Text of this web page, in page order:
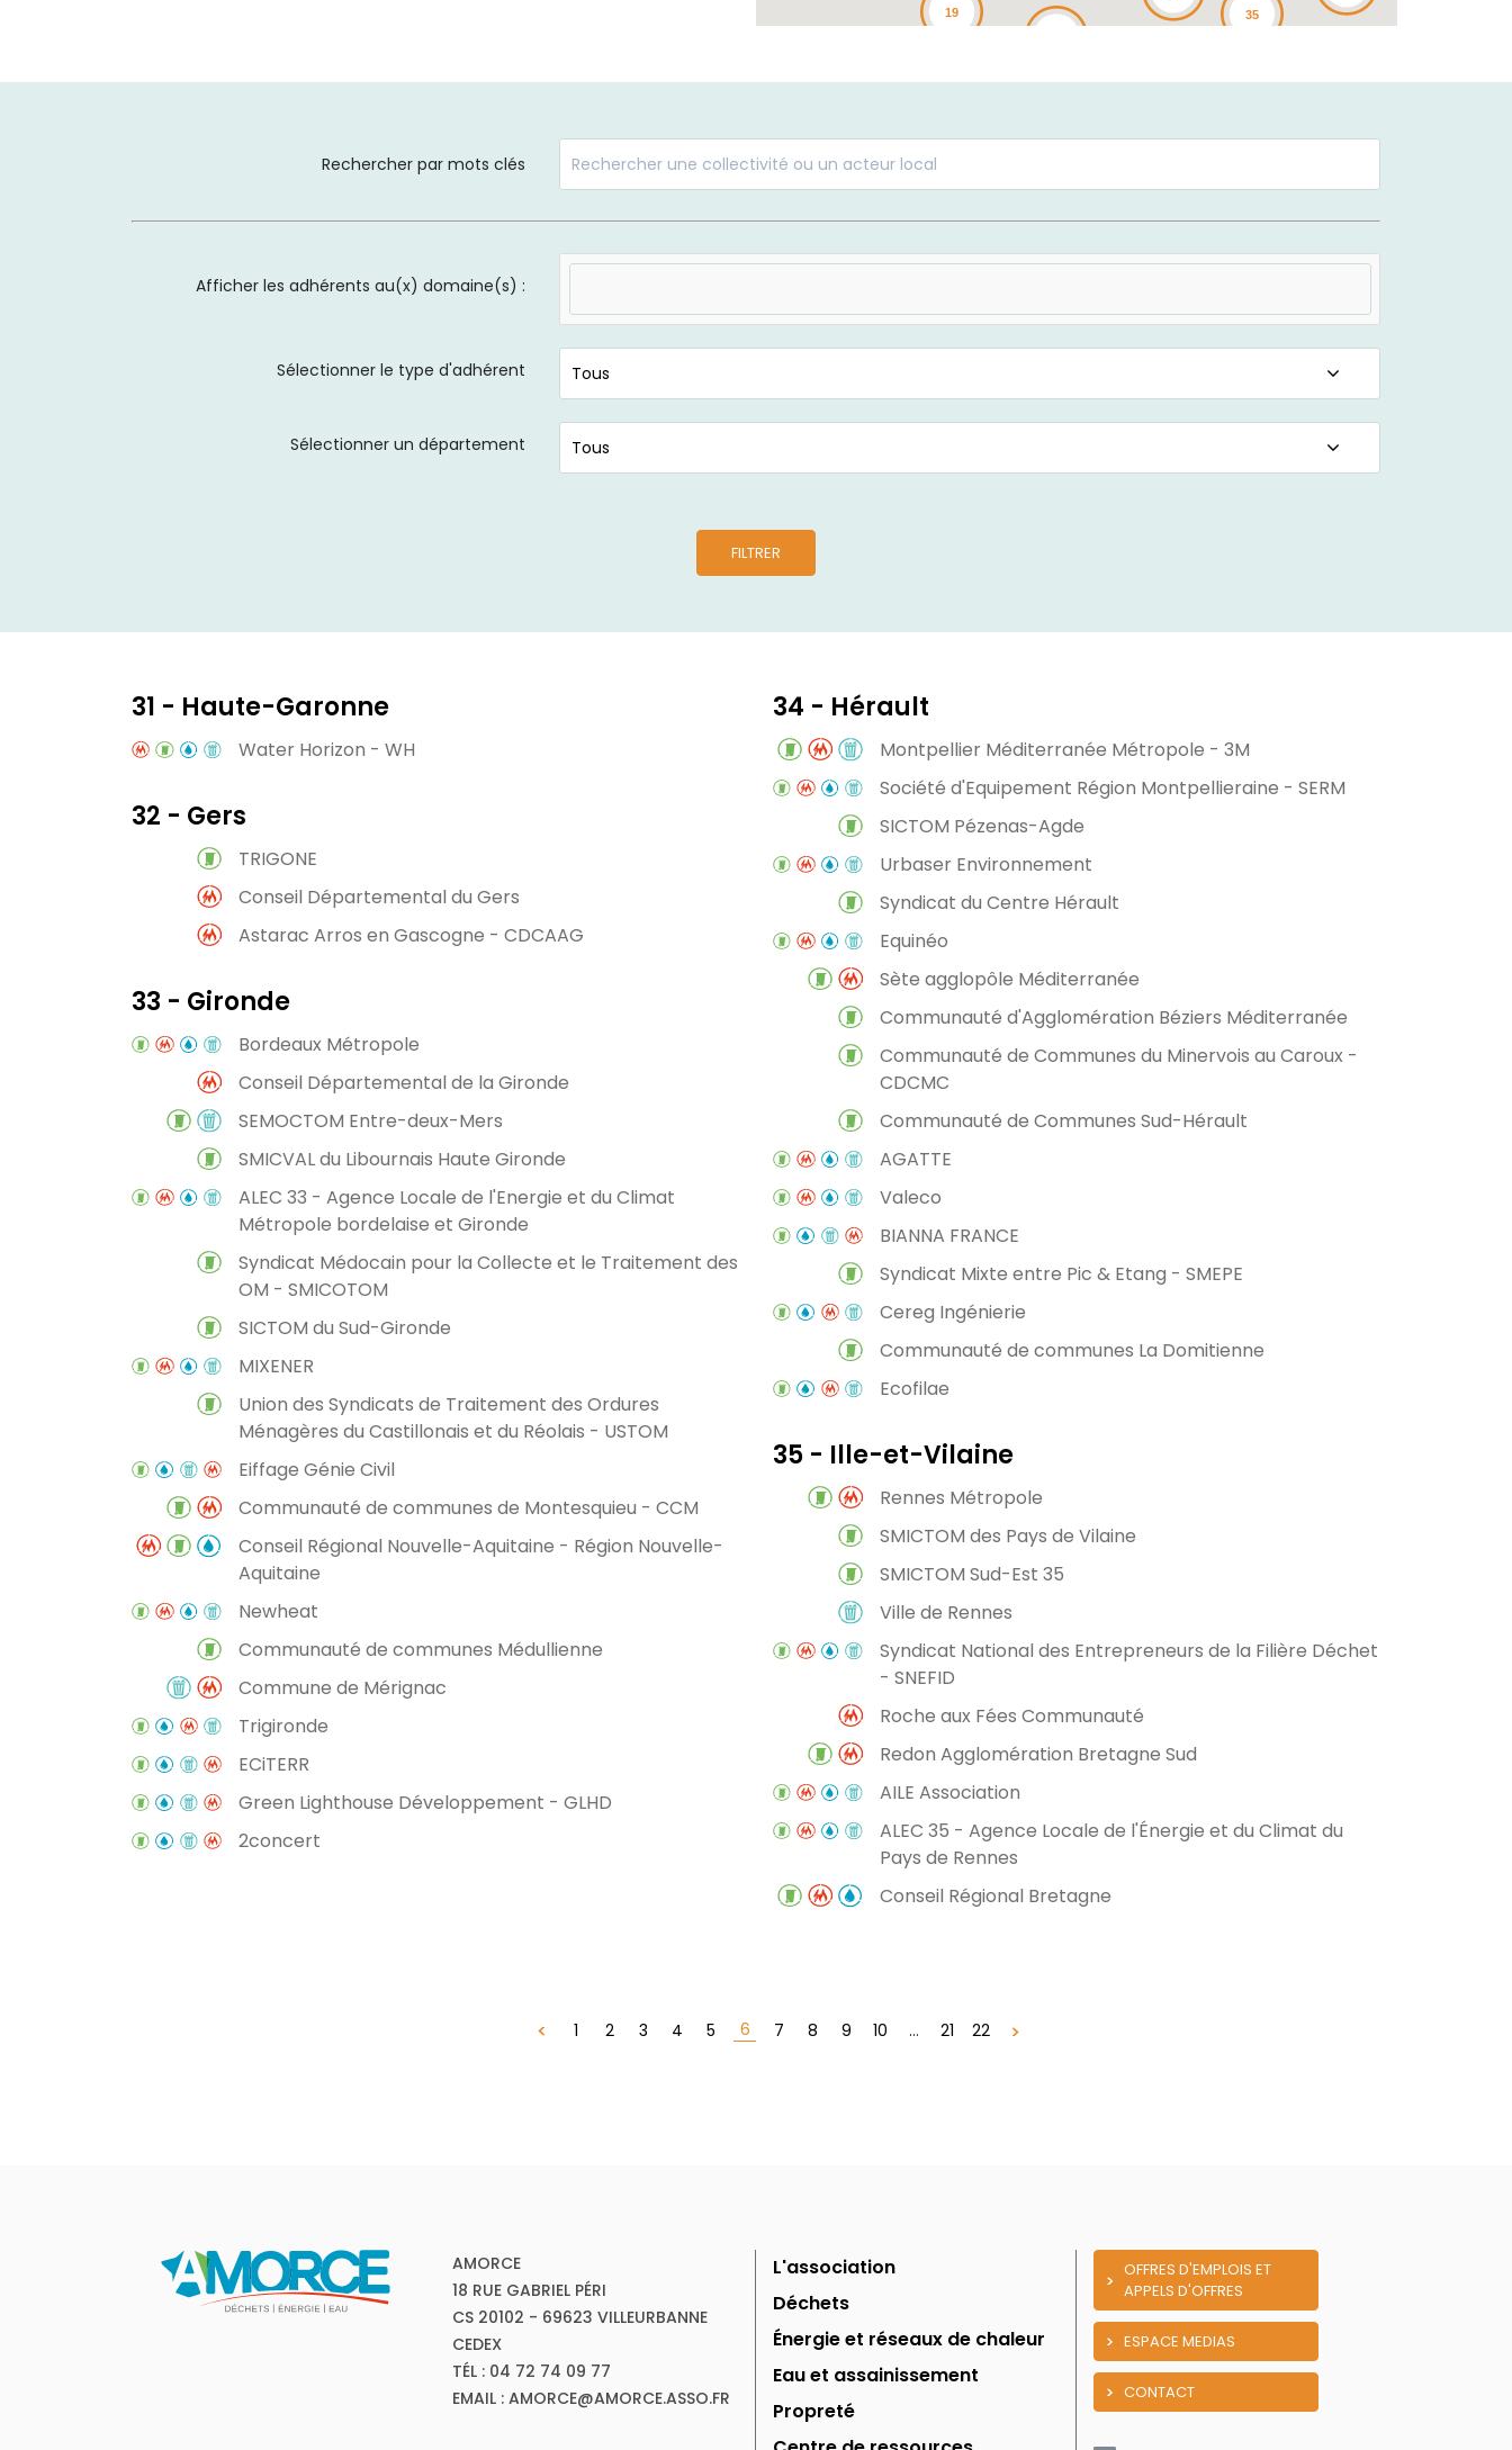
35
19
3
Rechercher par mots clés
Afficher les adhérents au(x) domaine(s) :
Sélectionner le type d'adhérent
Sélectionner un département
FILTRER
31 - Haute-Garonne
Water Horizon - WH
32 - Gers
TRIGONE
Conseil Départemental du Gers
Astarac Arros en Gascogne - CDCAAG
33 - Gironde
Bordeaux Métropole
Conseil Départemental de la Gironde
SEMOCTOM Entre-deux-Mers
SMICVAL du Libournais Haute Gironde
ALEC 33 - Agence Locale de l'Energie et du Climat
Métropole bordelaise et Gironde
Syndicat Médocain pour la Collecte et le Traitement des
OM - SMICOTOM
SICTOM du Sud-Gironde
MIXENER
Union des Syndicats de Traitement des Ordures
Ménagères du Castillonais et du Réolais - USTOM
Eiffage Génie Civil
Communauté de communes de Montesquieu - CCM
Conseil Régional Nouvelle-Aquitaine - Région Nouvelle-
Aquitaine
Newheat
Communauté de communes Médullienne
Commune de Mérignac
Trigironde
ECiTERR
Green Lighthouse Développement - GLHD
2concert
34 - Hérault
Montpellier Méditerranée Métropole - 3M
Société d'Equipement Région Montpellieraine - SERM
SICTOM Pézenas-Agde
Urbaser Environnement
Syndicat du Centre Hérault
Equinéo
Sète agglopôle Méditerranée
Communauté d'Agglomération Béziers Méditerranée
Communauté de Communes du Minervois au Caroux -
CDCMC
Communauté de Communes Sud-Hérault
AGATTE
Valeco
BIANNA FRANCE
Syndicat Mixte entre Pic & Etang - SMEPE
Cereg Ingénierie
Communauté de communes La Domitienne
Ecofilae
35 - Ille-et-Vilaine
Rennes Métropole
SMICTOM des Pays de Vilaine
SMICTOM Sud-Est 35
Ville de Rennes
Syndicat National des Entrepreneurs de la Filière Déchet
- SNEFID
Roche aux Fées Communauté
Redon Agglomération Bretagne Sud
AILE Association
ALEC 35 - Agence Locale de l'Énergie et du Climat du
Pays de Rennes
Conseil Régional Bretagne
1 2 3 4 5 6 7 8 9 10 ... 21 22
AMORCE
18 RUE GABRIEL PÉRI
CS 20102 - 69623 VILLEURBANNE
CEDEX
TÉL : 04 72 74 09 77
EMAIL : AMORCE@AMORCE.ASSO.FR
L'association
Déchets
Énergie et réseaux de chaleur
Eau et assainissement
Propreté
OFFRES D'EMPLOIS ET
APPELS D'OFFRES
ESPACE MEDIAS
CONTACT